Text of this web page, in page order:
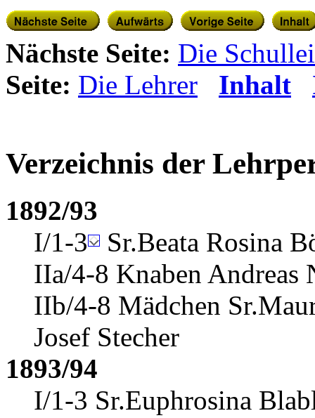
Nächste Seite: Die
Seite: Die Lehrer Inhalt
Verzeichnis der
1892/93
I/1-3
Sr.Beata Rosina
IIa/4-8 Knaben Andreas
IIb/4-8 Mädchen
Josef Stecher
1893/94
I/1-3 Sr.Euphrosina